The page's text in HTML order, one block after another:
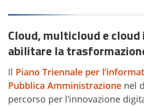
Cloud, multicloud e
abilitare la
Il Piano Triennale per
Pubblica Amministrazione nel
percorso per l’innovazione